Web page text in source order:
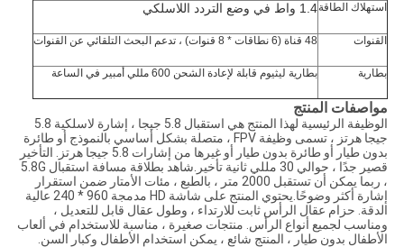
استهلاك الطاقة1.4 واط في وضع التردد اللاسلكي
القنوات 48 قناة (6 نطاقات * 8 قنوات) ، تدعم البحث التلقائي عن القنوات
بطارية بطارية ليثيوم قابلة لإعادة الشحن 600 مللي أمبير في الساعة
مواصفات المنتج
الوظيفة الرئيسية لهذا المنتج هي استقبال 5.8 جيجا ، إشارة لاسلكية 5.8
جيجا هرتز ، تسمى وظيفة FPV ، متصلة بشكل أساسي بالنموذج أو طائرة
بدون طيار أو طائرة بدون طيار أو غيرها من إشارات 5.8 جيجا هرتز. التأخير
قصير جدًا ، حوالي 30 مللي ثانية تأخير.شاهد بطلاقة مسافة استقبال 5.8G
، ربما يمكن أن تستقبل 2000 متر ، بالطبع ، مئات الأمتار ضمن استقرار
إشارة أكثر وضوحًا.يحتوي المنتج على شاشة HD مدمجة 960 * 240 عالية
الدقة. حزام عقال الرأس ثابت للارتداء ، وطول عقال قابل للتعديل ،
ومناسب لجميع أنواع الرأس. منتجات صغيرة ، مناسبة للاستخدام في ألعاب
الأطفال بدون طيار ، المنتج شائع ، يمكن استخدام الأطفال وكبار السن.